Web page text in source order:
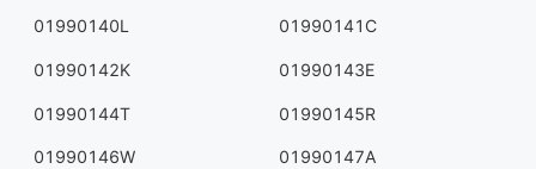
01990140L 01990141C
01990142K 01990143E
01990144T 01990145R
01990146W 01990147A